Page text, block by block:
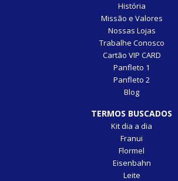
História
Missão e Valores
Nossas Lojas
Trabalhe Conosco
Cartão VIP CARD
Panfleto 1
Panfleto 2
Blog
TERMOS BUSCADOS
Kit dia a dia
Franui
Flormel
Eisenbahn
Leite